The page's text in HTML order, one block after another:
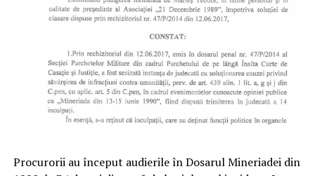
Procurorii au început audierile în Dosarul Mineriadei din